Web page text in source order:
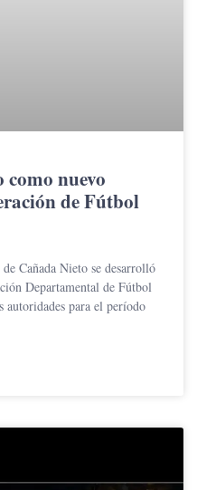
nuevo
de Fútbol
Cañada Nieto se desarrolló
Departamental de Fútbol
autoridades para el período